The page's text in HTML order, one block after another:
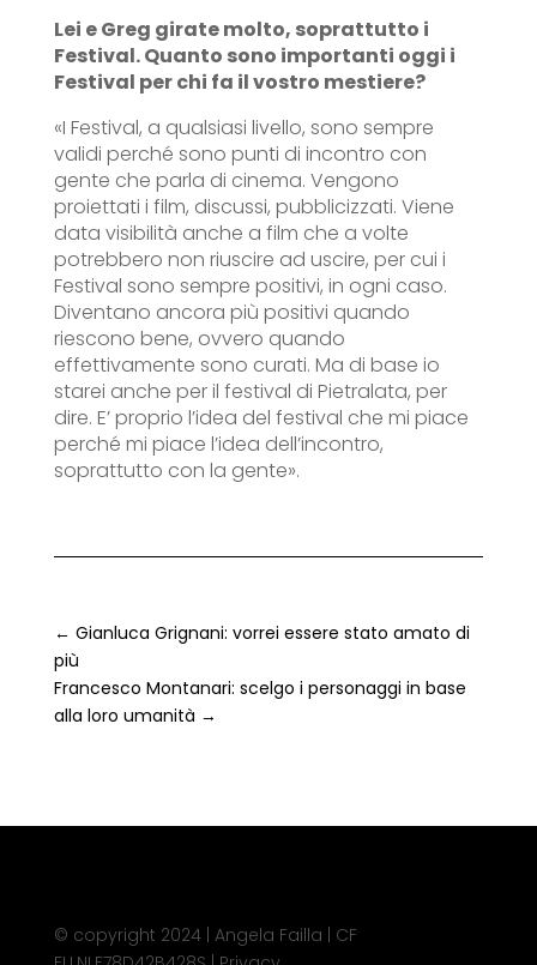
Lei e Greg girate molto, soprattutto i
Festival. Quanto sono importanti oggi i
Festival per chi fa il vostro mestiere?
«I Festival, a qualsiasi livello, sono sempre
validi perché sono punti di incontro con
gente che parla di cinema. Vengono
proiettati i film, discussi, pubblicizzati. Viene
data visibilità anche a film che a volte
potrebbero non riuscire ad uscire, per cui i
Festival sono sempre positivi, in ogni caso.
Diventano ancora più positivi quando
riescono bene, ovvero quando
effettivamente sono curati. Ma di base io
starei anche per il festival di Pietralata, per
dire. E’ proprio l’idea del festival che mi piace
perché mi piace l’idea dell’incontro,
soprattutto con la gente».
← Gianluca Grignani: vorrei essere stato amato di
più
Francesco Montanari: scelgo i personaggi in base
alla loro umanità →
© copyright 2024 | Angela Failla | CF